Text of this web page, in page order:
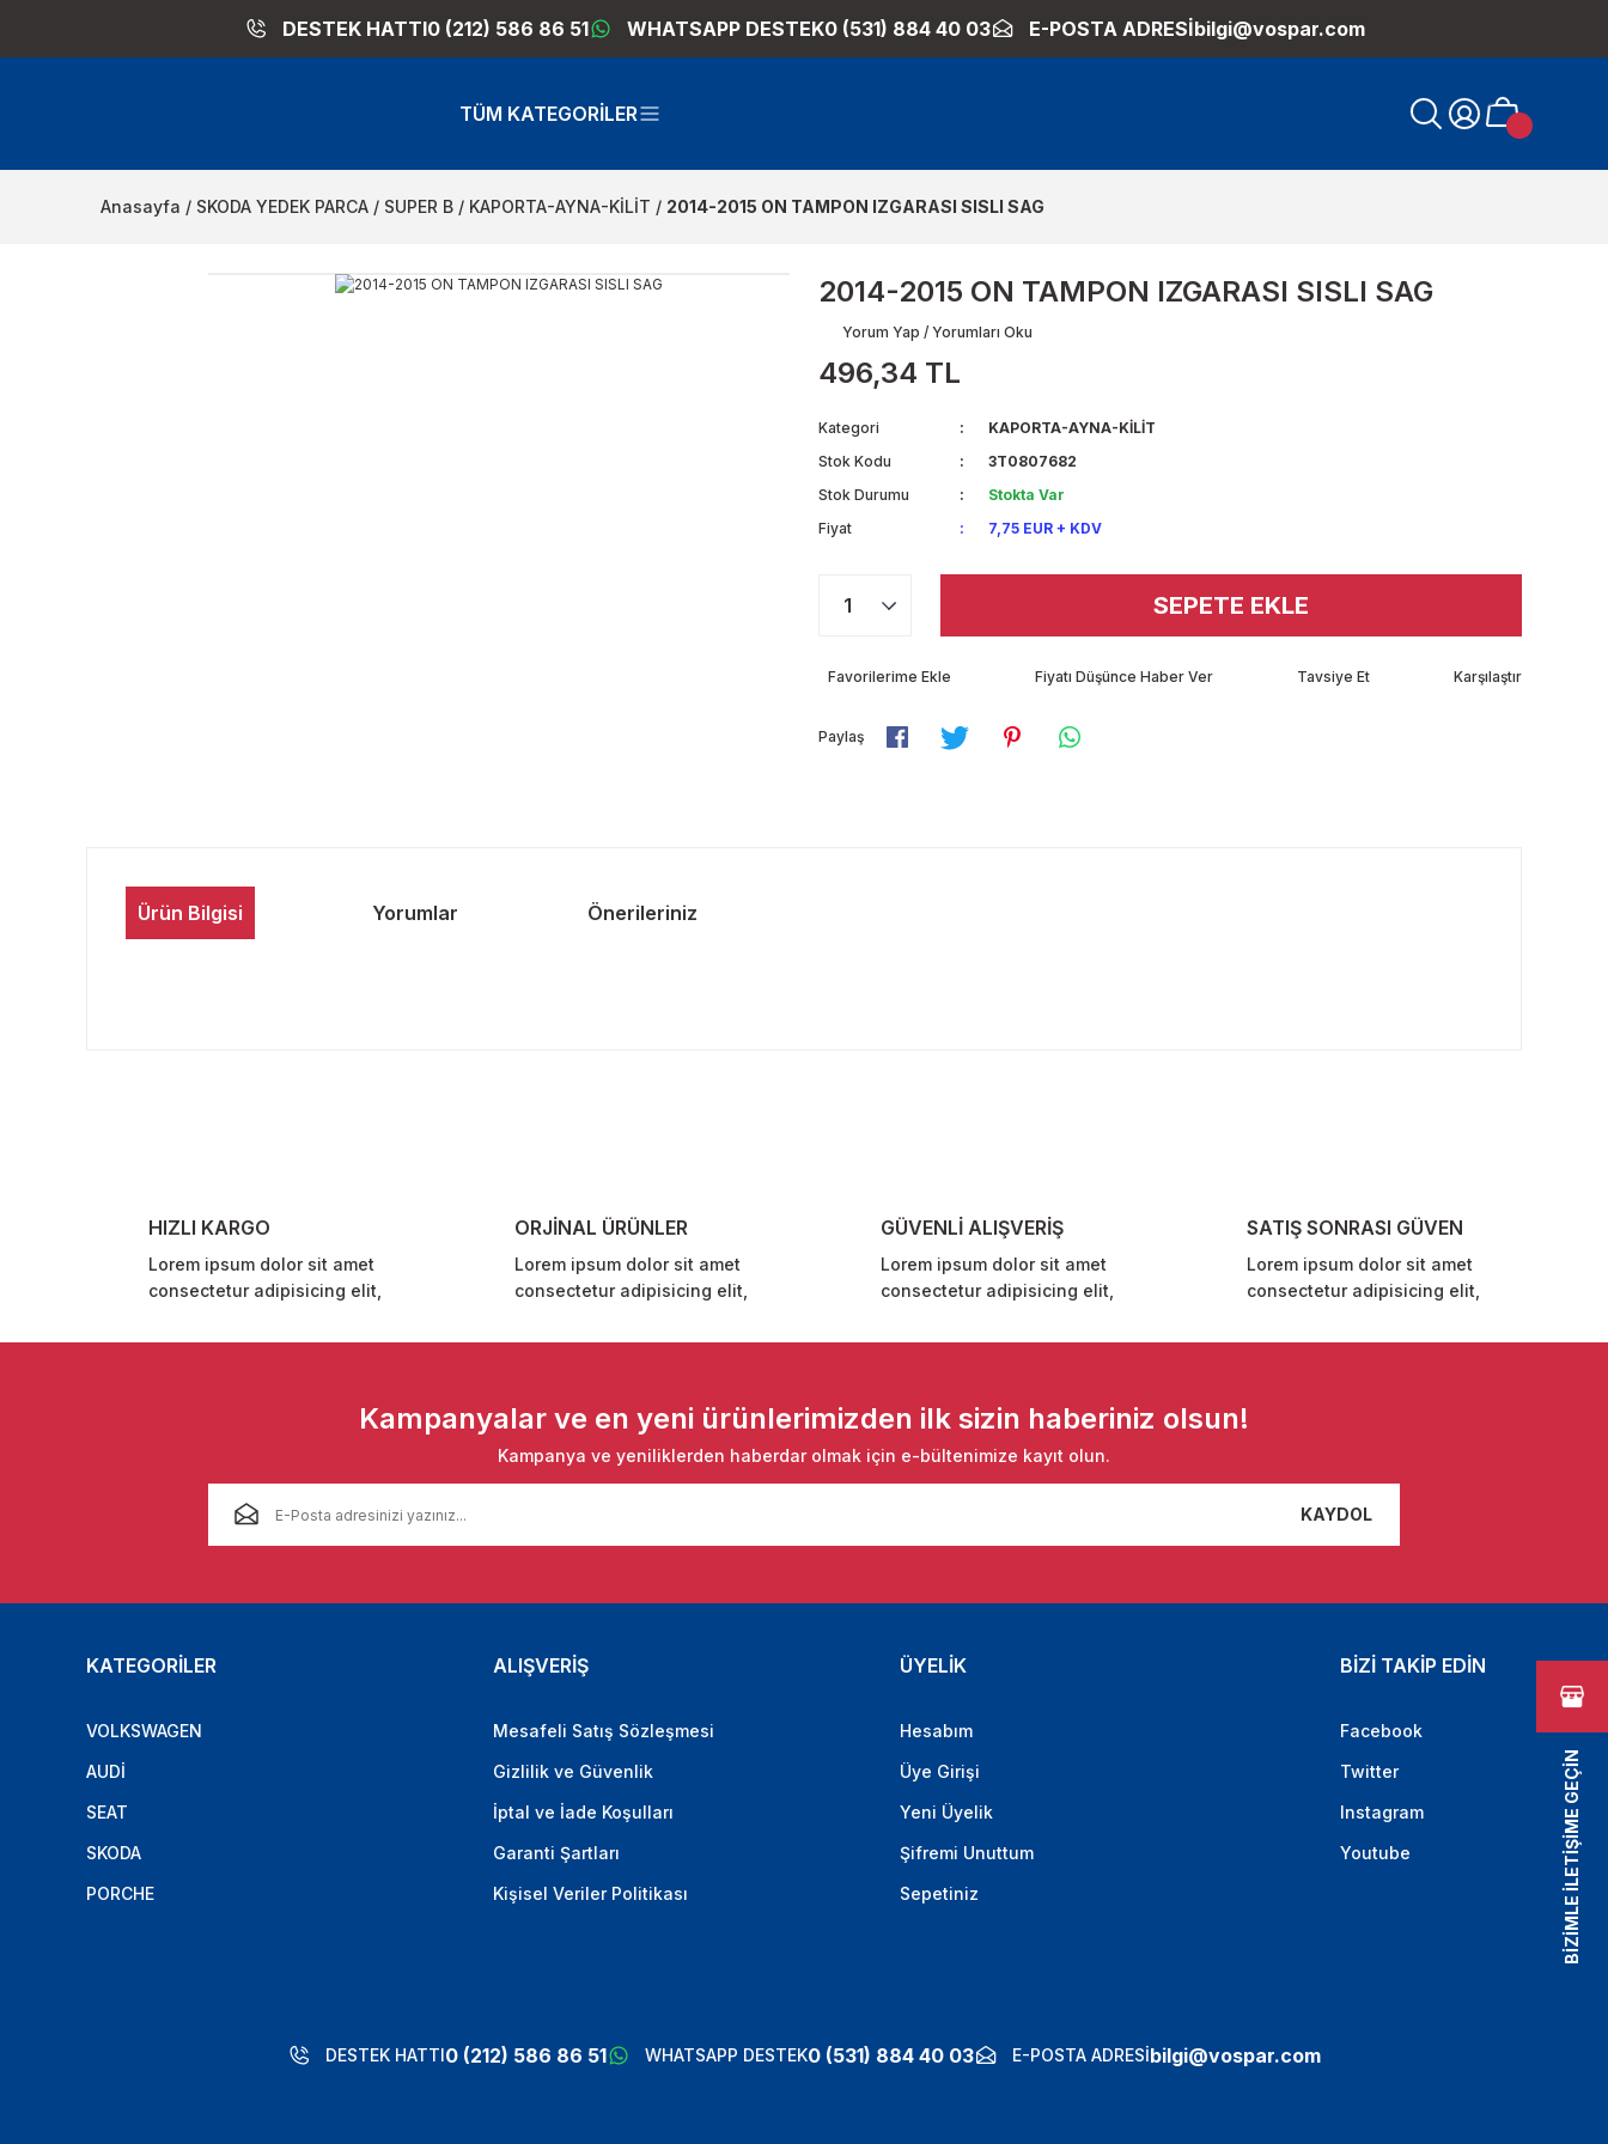
DESTEK HATTI0 (212) 586 86 51 WHATSAPP DESTEK0 (531) 884 40 03 E-POSTA ADRESİbilgi@vospar.com
TÜM KATEGORİLER
Anasayfa SKODA YEDEK PARCA SUPER B KAPORTA-AYNA-KİLİT 2014-2015 ON TAMPON IZGARASI SISLI SAG
2014-2015 ON TAMPON IZGARASI SISLI SAG
Yorum Yap / Yorumları Oku
496,34 TL
Kategori
KAPORTA-AYNA-KİLİT
Stok Kodu
3T0807682
Stok Durumu
Stokta Var
Fiyat
7,75 EUR + KDV
SEPETE EKLE
Fiyatı Düşünce Haber Ver Tavsiye Et Karşılaştır
Paylaş
Ürün Bilgisi Yorumlar Önerileriniz
Bu ürüne benzer farklı alternatifler olmalı.
HIZLI KARGO
Lorem ipsum dolor sit amet
consectetur adipisicing elit,
ORJİNAL ÜRÜNLER
Lorem ipsum dolor sit amet
consectetur adipisicing elit,
GÜVENLİ ALIŞVERİŞ
Lorem ipsum dolor sit amet
consectetur adipisicing elit,
SATIŞ SONRASI GÜVEN
Lorem ipsum dolor sit amet
consectetur adipisicing elit,
Kampanyalar ve en yeni ürünlerimizden ilk sizin haberiniz olsun!
Kampanya ve yeniliklerden haberdar olmak için e-bültenimize kayıt olun.
KAYDOL
KATEGORİLER
VOLKSWAGEN
AUDİ
SEAT
SKODA
PORCHE
ALIŞVERİŞ
Mesafeli Satış Sözleşmesi
Gizlilik ve Güvenlik
İptal ve İade Koşulları
Garanti Şartları
Kişisel Veriler Politikası
ÜYELİK
Hesabım
Üye Girişi
Yeni Üyelik
Şifremi Unuttum
Sepetiniz
BİZİ TAKİP EDİN
Facebook
Twitter
Instagram
Youtube
DESTEK HATTI0 (212) 586 86 51 WHATSAPP DESTEK0 (531) 884 40 03 E-POSTA ADRESİbilgi@vospar.com
BİZİMLE İLETİŞİME GEÇİN